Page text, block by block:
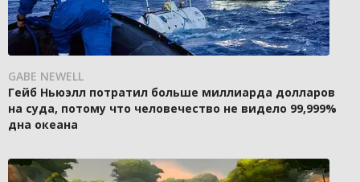
GABE NEWELL
Гейб Ньюэлл потратил больше миллиарда долларов
на суда, потому что человечество не видело 99,999%
дна океана